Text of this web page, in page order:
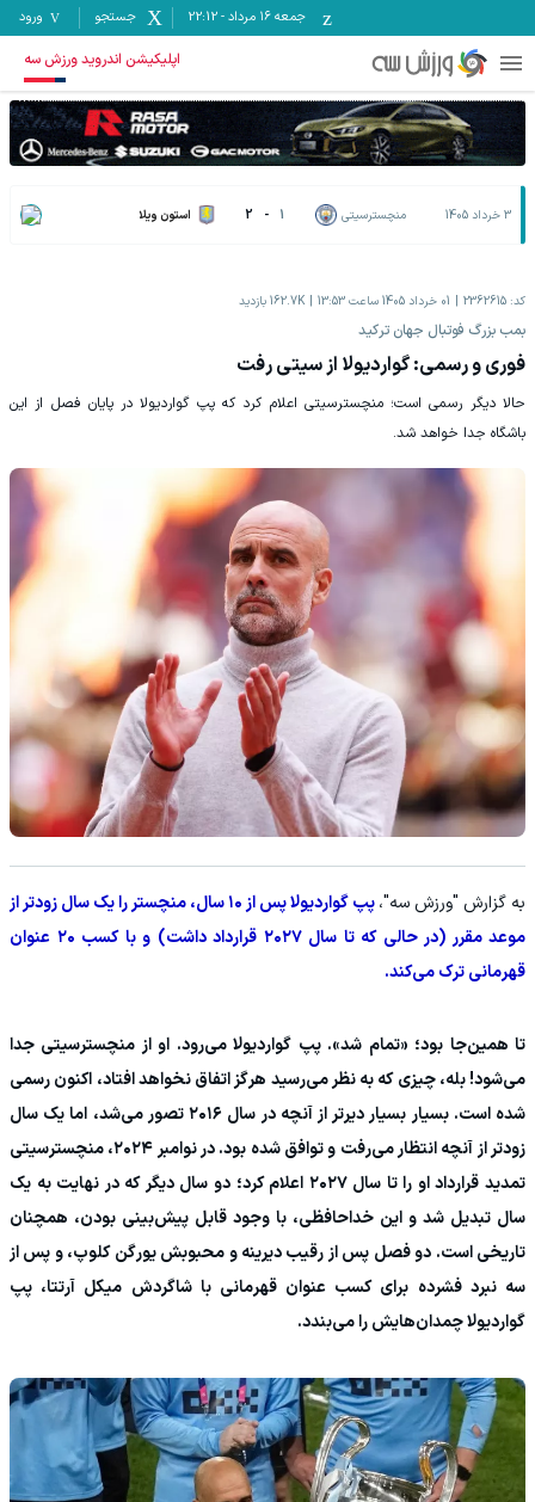
جمعه ۱۶ مرداد -
22:12 جستجو ورود
اپلیکیشن اندروید ورزش سه
3 خرداد 1405 منچسترسیتی 1
-
2 استون ویلا
کد: 2362615 01 خرداد 1405 ساعت 13:53 162.7K بازدید
بمب بزرگ فوتبال جهان ترکید
فوری و رسمی: گواردیولا از سیتی رفت
حالا دیگر رسمی است؛ منچسترسیتی اعلام کرد که پپ گواردیولا در پایان فصل از این
باشگاه جدا خواهد شد.
به گزارش "ورزش سه"،
پپ گواردیولا پس از ۱۰ سال، منچستر را یک سال زودتر از
موعد مقرر (در حالی که تا سال ۲۰۲۷ قرارداد داشت) و با کسب ۲۰ عنوان
قهرمانی ترک می‌کند.
تا همین‌جا بود؛ «تمام شد». پپ گواردیولا می‌رود. او از منچسترسیتی جدا
می‌شود! بله، چیزی که به نظر می‌رسید هرگز اتفاق نخواهد افتاد، اکنون رسمی
شده است. بسیار بسیار دیرتر از آنچه در سال ۲۰۱۶ تصور می‌شد، اما یک سال
زودتر از آنچه انتظار می‌رفت و توافق شده بود. در نوامبر ۲۰۲۴، منچسترسیتی
تمدید قرارداد او را تا سال ۲۰۲۷ اعلام کرد؛ دو سال دیگر که در نهایت به یک
سال تبدیل شد و این خداحافظی، با وجود قابل پیش‌بینی بودن، همچنان
تاریخی است. دو فصل پس از رقیب دیرینه و محبوبش یورگن کلوپ، و پس از
سه نبرد فشرده برای کسب عنوان قهرمانی با شاگردش میکل آرتتا، پپ
گواردیولا چمدان‌هایش را می‌بندد.